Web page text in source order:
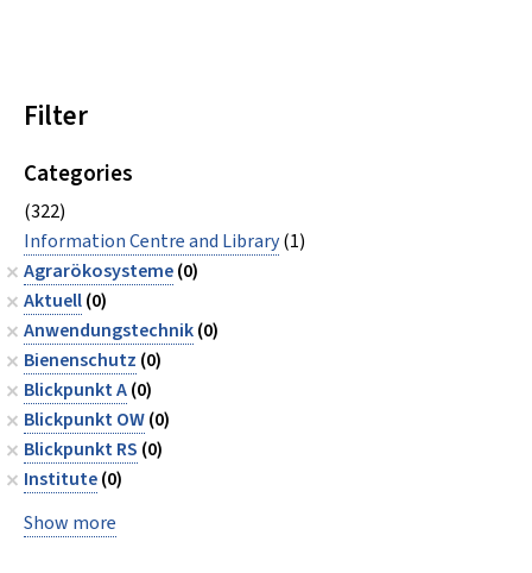
Filter
Categories
(322)
Information Centre and Library(1)
Agrarökosysteme(0)
Aktuell(0)
Anwendungstechnik(0)
Bienenschutz (0)
Blickpunkt A(0)
Blickpunkt OW(0)
Blickpunkt RS (0)
Institute(0)
Show more